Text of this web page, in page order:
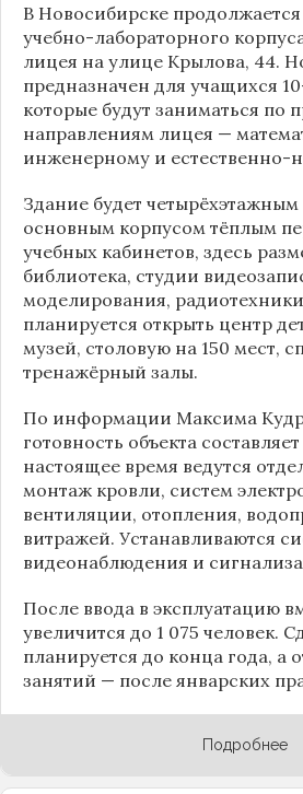
В Новосибирске продолжается
учебно-лабораторного
лицея на улице Крылова, 44.
предназначен для учащихся
которые будут заниматься по
направлениям лицея —
инженерному и естественно-
Здание будет
основным корпусом тёплым
учебных кабинетов, здесь
библиотека, студии
моделирования,
планируется открыть центр
музей, столовую на 150 мест,
тренажёрный залы.
По информации Максима
готовность объекта
настоящее время ведутся
монтаж кровли, систем
вентиляции, отопления,
витражей. Устанавливаются
видеонаблюдения и
После ввода в эксплуатацию
увеличится до 1 075 человек.
планируется до конца года, а
занятий — после январских
Подробнее